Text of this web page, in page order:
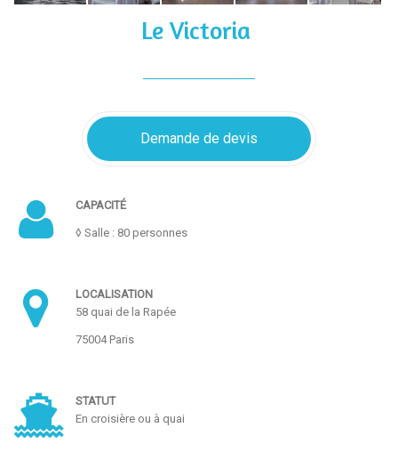
Le Victoria
Demande de devis
CAPACITÉ
◊ Salle : 80 personnes
LOCALISATION
58 quai de la Rapée
75004 Paris
STATUT
En croisière ou à quai